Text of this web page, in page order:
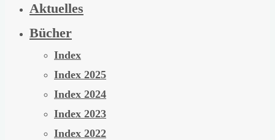
nach:
Aktuelles
Bücher
Index
Index 2025
Index 2024
Index 2023
Index 2022